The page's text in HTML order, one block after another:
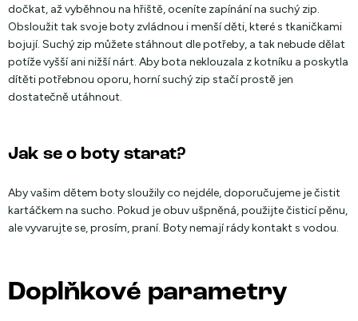
dočkat, až vyběhnou na hřiště, oceníte zapínání na suchý zip.
Obsloužit tak svoje boty zvládnou i menší děti, které s tkaničkami
bojují. Suchý zip můžete stáhnout dle potřeby, a tak nebude dělat
potíže vyšší ani nižší nárt. Aby bota neklouzala z kotníku a poskytla
dítěti potřebnou oporu, horní suchý zip stačí prostě jen
dostatečně utáhnout.
Jak se o boty starat?
Aby vašim dětem boty sloužily co nejdéle, doporučujeme je čistit
kartáčkem na sucho. Pokud je obuv ušpněná, použijte čisticí pěnu,
ale vyvarujte se, prosím, praní. Boty nemají rády kontakt s vodou.
Doplňkové parametry